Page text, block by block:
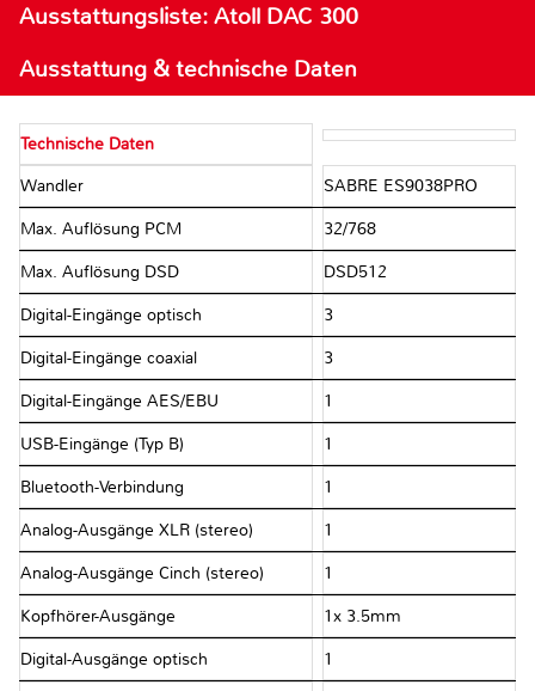
Ausstattungsliste: Atoll DAC 300
Ausstattung & technische Daten
Technische Daten
Wandler SABRE ES9038PRO
Max. Auflösung PCM 32/768
Max. Auflösung DSD DSD512
Digital-Eingänge optisch 3
Digital-Eingänge coaxial 3
Digital-Eingänge AES/EBU 1
USB-Eingänge (Typ B) 1
Bluetooth-Verbindung 1
Analog-Ausgänge XLR (stereo) 1
Analog-Ausgänge Cinch (stereo) 1
Kopfhörer-Ausgänge 1x 3.5mm
Digital-Ausgänge optisch 1